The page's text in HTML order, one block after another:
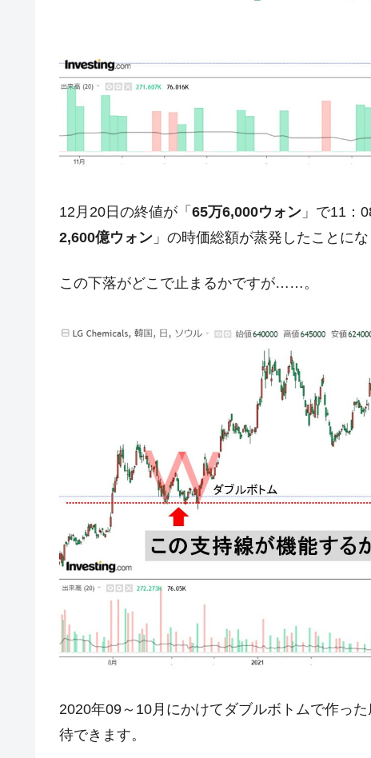
韓国･加徳島新国際空港「またも暗礁」
日本の誇る海洋資源調査船『白嶺』は先進技術
Fact1 夏の甲子園、優勝校を最も多く輩出している都
奇跡の毛色「白毛馬」とは？
Fact1 全て勝つといくら？ 競馬GI競走で勝利騎手が
Fact1 発表から2日で大崩壊、鳴かず飛ばずに終わり
Fact1 日本人マスターズ挑戦の歴史。松山以前に最高
12月20日の終値が「 65万6,000ウォン 」で11：
2,600億ウォン 」の時価総額が蒸発したことにな
この下落がどこで止まるかですが……。
2020年09～10月にかけてダブルボトムで作っ
待できます。